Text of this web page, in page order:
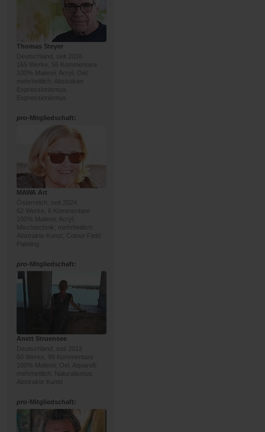
Thomas Steyer
Deutschland, seit 2016
165 Werke, 56 Kommentare
100% Malerei; Acryl, Oel;
mehrheitlich: Abstrakter
Expressionismus,
Expressionismus
pro-Mitgliedschaft:
MAWA Art
Österreich, seit 2024
62 Werke, 6 Kommentare
100% Malerei; Acryl,
Mischtechnik; mehrheitlich:
Abstrakte Kunst, Colour Field
Painting
pro-Mitgliedschaft:
Anett Struensee
Deutschland, seit 2012
60 Werke, 99 Kommentare
100% Malerei; Oel, Aquarell;
mehrheitlich: Naturalismus,
Abstrakte Kunst
pro-Mitgliedschaft: